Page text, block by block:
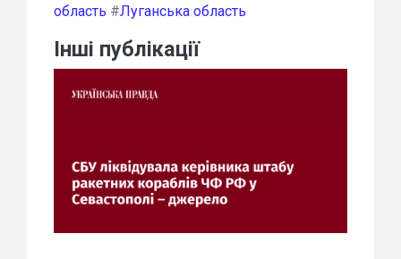
область #Луганська область
Інші публікації